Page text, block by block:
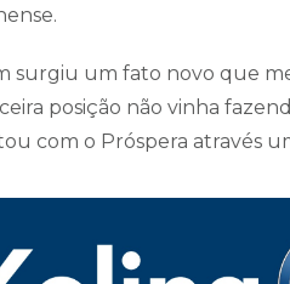
surgiu um fato novo que
posição não vinha
com o Próspera através